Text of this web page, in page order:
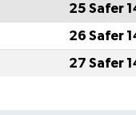
25 Safer
26 Safer
27 Safer